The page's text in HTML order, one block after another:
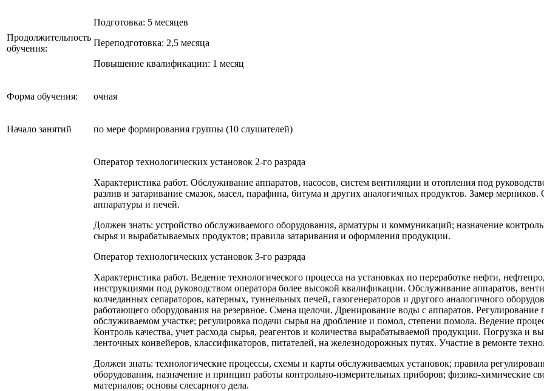
Продолжительность
обучения:
Подготовка: 5 месяцев
Переподготовка: 2,5 месяца
Повышение квалификации: 1 месяц
Форма обучения: очная
Начало занятий по мере формирования группы (10 слушателей)
Оператор технологических установок 2-го разряда
Характеристика работ. Обслуживание аппаратов, насосов, систем вентиляции и отопления под
разлив и затаривание смазок, масел, парафина, битума и других аналогичных продуктов. Замер мерников.
аппаратуры и печей.
Должен знать: устройство обслуживаемого оборудования, арматуры и коммуникаций; назначение
сырья и вырабатываемых продуктов; правила затаривания и оформления продукции.
Оператор технологических установок 3-го разряда
Характеристика работ. Ведение технологического процесса на установках по переработке нефти,
инструкциями под руководством оператора более высокой квалификации. Обслуживание аппаратов,
колчеданных сепараторов, катерных, туннельных печей, газогенераторов и другого аналогичного
работающего оборудования на резервное. Смена щелочи. Дренирование воды с аппаратов. Регулирование
обслуживаемом участке; регулировка подачи сырья на дробление и помол, степени помола. Ведение
Контроль качества, учет расхода сырья, реагентов и количества вырабатываемой продукции. Погрузка и
ленточных конвейеров, классификаторов, питателей, на железнодорожных путях. Участие в ремонте
Должен знать: технологические процессы, схемы и карты обслуживаемых установок; правила
оборудования, назначение и принцип работы контрольно-измерительных приборов; физико-химические
материалов; основы слесарного дела.